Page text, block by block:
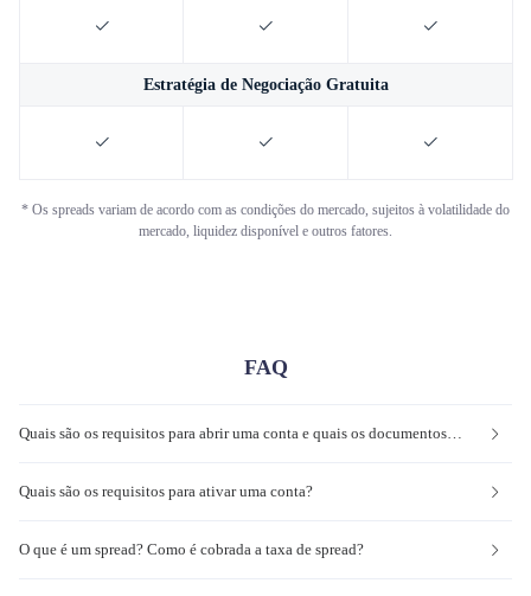
Estratégia de Negociação Gratuita
* Os spreads variam de acordo com as condições do mercado, sujeitos à volatilidade do
mercado, liquidez disponível e outros fatores.
FAQ
Quais são os requisitos para abrir uma conta e quais os documentos comprovativos que preciso fornecer?
Quais são os requisitos para ativar uma conta?
O que é um spread? Como é cobrada a taxa de spread?